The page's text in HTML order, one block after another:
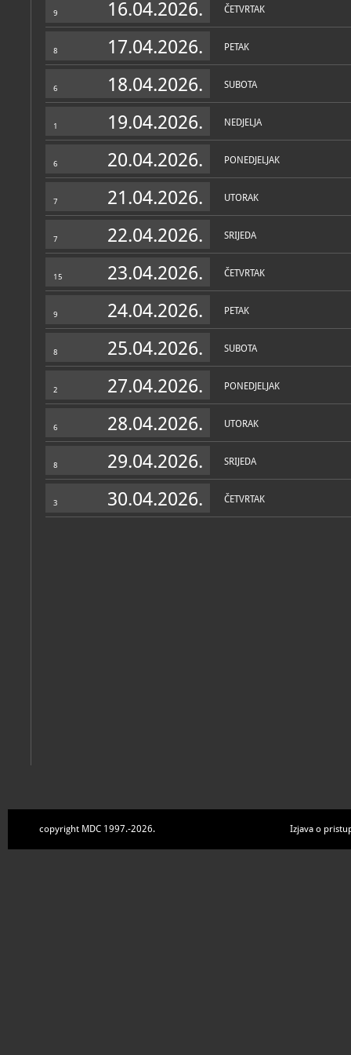
9 16.04.2026. ČETVRTAK
8 17.04.2026. PETAK
6 18.04.2026. SUBOTA
1 19.04.2026. NEDJELJA
6 20.04.2026. PONEDJELJAK
7 21.04.2026. UTORAK
7 22.04.2026. SRIJEDA
15 23.04.2026. ČETVRTAK
9 24.04.2026. PETAK
8 25.04.2026. SUBOTA
2 27.04.2026. PONEDJELJAK
6 28.04.2026. UTORAK
8 29.04.2026. SRIJEDA
3 30.04.2026. ČETVRTAK
prirodoslovca Spiridona
bilješkama. Posebno
brusinae), kopnenog
primjeraka Brusina
umjetnička
povijesna
Muzej u fondovima MDC-a
Katalog knjižnice (1)
Antičko staklo Argyruntuma: katalog izložbe
Obrovac, Zavičajni muzej Obrovac, 1986
copyright MDC 1997.-2026. Izjava o